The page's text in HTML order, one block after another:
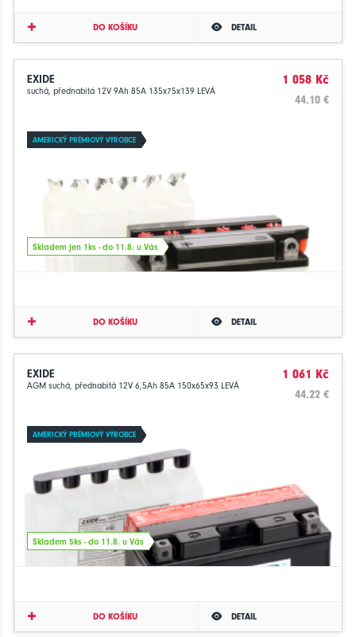
DO KOŠÍKU DETAIL
EXIDE
suchá, přednabitá 12V 9Ah 85A 135x75x139 LEVÁ
1 058 Kč
44.10 €
AMERICKÝ PRÉMIOVÝ VÝROBCE
Skladem jen 1ks - do 11.8. u Vás
DO KOŠÍKU DETAIL
EXIDE
AGM suchá, přednabitá 12V 6,5Ah 85A 150x65x93 LEVÁ
1 061 Kč
44.22 €
AMERICKÝ PRÉMIOVÝ VÝROBCE
Skladem 5ks - do 11.8. u Vás
DO KOŠÍKU DETAIL